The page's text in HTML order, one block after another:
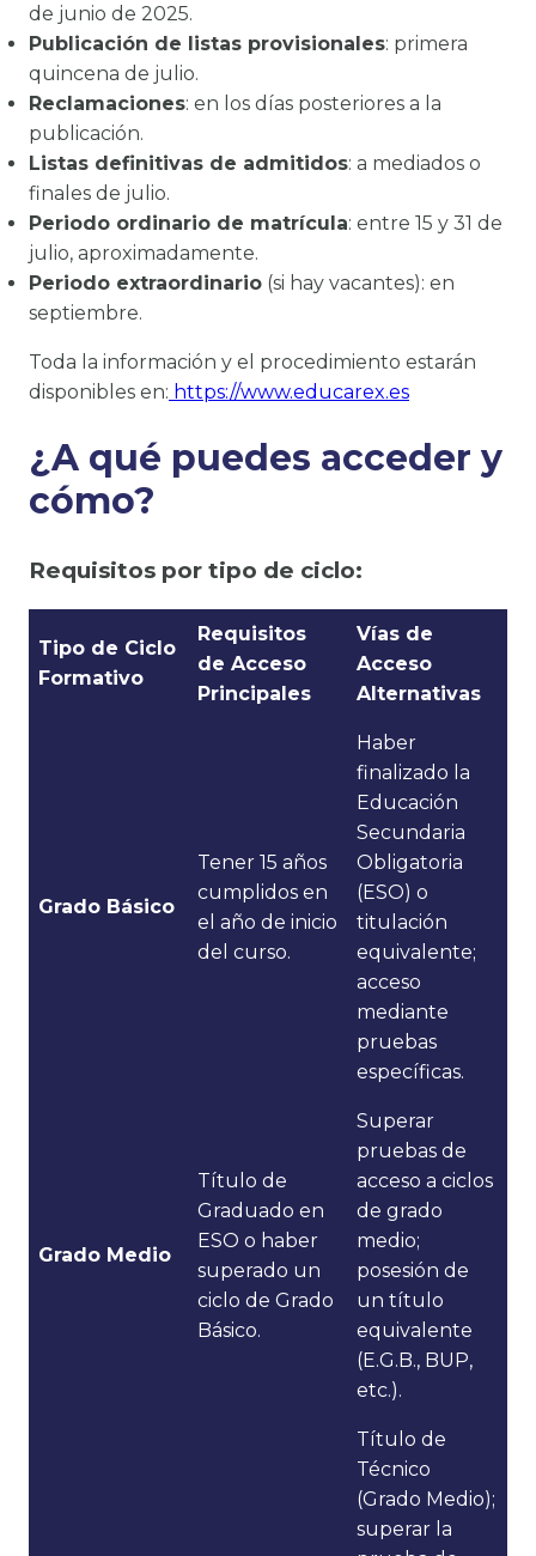
de junio de 2025.
Publicación de listas provisionales: primera
quincena de julio.
Reclamaciones: en los días posteriores a la
publicación.
Listas definitivas de admitidos: a mediados o
finales de julio.
Periodo ordinario de matrícula: entre 15 y 31 de
julio, aproximadamente.
Periodo extraordinario (si hay vacantes): en
septiembre.
Toda la información y el procedimiento estarán
disponibles en: https://www.educarex.es
¿A qué puedes acceder y
cómo?
Requisitos por tipo de ciclo:
Tipo de Ciclo
Formativo
Requisitos
de Acceso
Principales
Vías de
Acceso
Alternativas
Grado Básico
Tener 15 años
cumplidos en
el año de inicio
del curso.
Haber
finalizado la
Educación
Secundaria
Obligatoria
(ESO) o
titulación
equivalente;
acceso
mediante
pruebas
específicas.
Grado Medio
Título de
Graduado en
ESO o haber
superado un
ciclo de Grado
Básico.
Superar
pruebas de
acceso a ciclos
de grado
medio;
posesión de
un título
equivalente
(E.G.B., BUP,
etc.).
Título de
Técnico
(Grado Medio);
superar la